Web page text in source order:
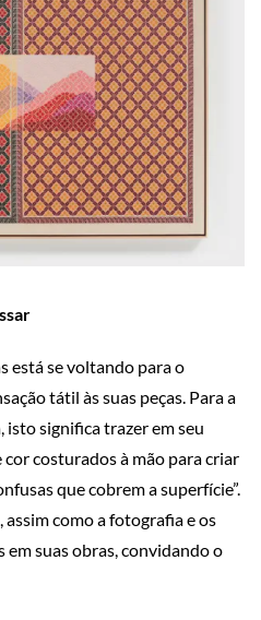
está se voltando para o
tátil às suas peças. Para a
isto significa trazer em seu
costurados à mão para criar
que cobrem a superfície”.
como a fotografia e os
suas obras, convidando o